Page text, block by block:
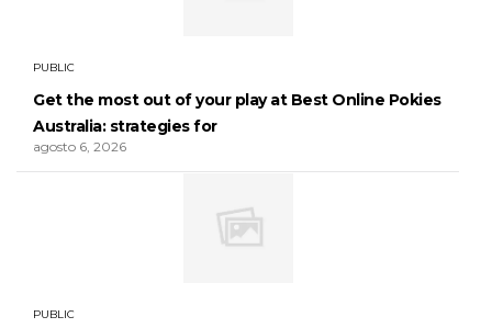
PUBLIC
Get the most out of your play at Best Online Pokies
Australia: strategies for
agosto 6, 2026
PUBLIC